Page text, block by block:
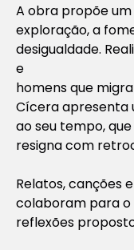
A obra propõe
exploração, a
desigualdade.
e
homens que
Cícera apresenta
ao seu tempo,
resigna com
Relatos, canções
colaboram para
reflexões